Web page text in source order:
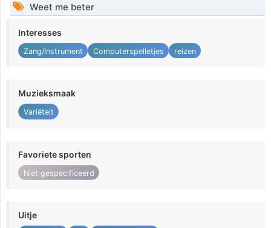
Weet me beter
Interesses
Zang/Instrument Computerspelletjes reizen
Muzieksmaak
Variëteit
Favoriete sporten
Niet gespecificeerd
Uitje